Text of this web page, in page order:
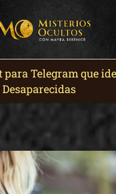
para Telegram que